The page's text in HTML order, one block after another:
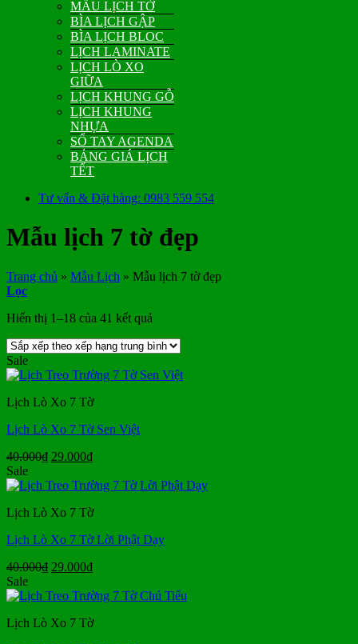
MẪU LỊCH TỜ
BÌA LỊCH GẬP
BÌA LỊCH BLOC
LỊCH LAMINATE
LỊCH LÒ XO
GIỮA
LỊCH KHUNG GỖ
LỊCH KHUNG
NHỰA
SỔ TAY AGENDA
BẢNG GIÁ LỊCH
TẾT
Tư vấn & Đặt hàng: 0983 559 554
Mẫu lịch 7 tờ đẹp
Trang chủ » Mẫu Lịch » Mẫu lịch 7 tờ đẹp
Lọc
Hiển thị 1–18 của 41 kết quả
xếp
xếp
Sale
Lịch Lò Xo 7 Tờ
Lịch Lò Xo 7 Tờ Sen Việt
40.000₫ Giá
là:
29.000₫Giá
tại
29.000₫.
Sale
Lịch Lò Xo 7 Tờ
Lịch Lò Xo 7 Tờ Lời Phật Dạy
40.000₫ Giá
là:
29.000₫Giá
tại
29.000₫.
Sale
Lịch Lò Xo 7 Tờ